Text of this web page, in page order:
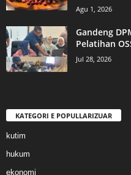
Agu 1, 2026
Gandeng
Pelatihan
Jul 28, 2026
KATEGORI E POPULLARIZUAR
kutim
hukum
ekonomi